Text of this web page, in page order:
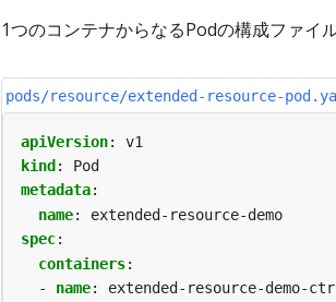
1つのコンテナからなるPodの構成ファイ
pods/resource/extended-resource-
apiVersion:
v1
kind :
Pod
metadata:
name:
extended-resource-demo
spec:
containers:
- name:
extended-resource-demo-ctr